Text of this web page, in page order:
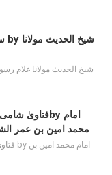
محمد امین بن عمر